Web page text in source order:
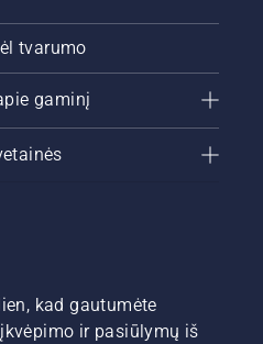
tvarumo
gaminį
kad gautumėte
ir pasiūlymų iš